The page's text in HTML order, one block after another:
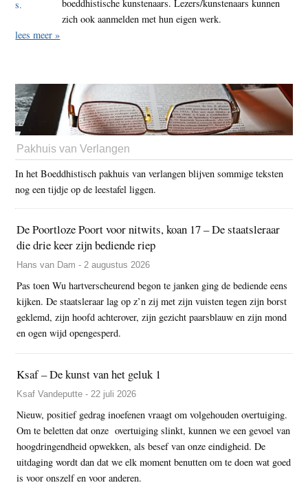
boeddhistische kunstenaars. Lezers/kunstenaars kunnen
zich ook aanmelden met hun eigen werk.
lees meer »
Pakhuis van Verlangen
In het Boeddhistisch pakhuis van verlangen blijven sommige teksten
nog een tijdje op de leestafel liggen.
De Poortloze Poort voor nitwits, koan 17 – De staatsleraar
die drie keer zijn bediende riep
Hans van Dam - 2 augustus 2026
Pas toen Wu hartverscheurend begon te janken ging de bediende eens
kijken. De staatsleraar lag op z’n zij met zijn vuisten tegen zijn borst
geklemd, zijn hoofd achterover, zijn gezicht paarsblauw en zijn mond
en ogen wijd opengesperd.
Ksaf – De kunst van het geluk 1
Ksaf Vandeputte - 22 juli 2026
Nieuw, positief gedrag inoefenen vraagt om volgehouden overtuiging.
Om te beletten dat onze overtuiging slinkt, kunnen we een gevoel van
hoogdringendheid opwekken, als besef van onze eindigheid. De
uitdaging wordt dan dat we elk moment benutten om te doen wat goed
is voor onszelf en voor anderen.